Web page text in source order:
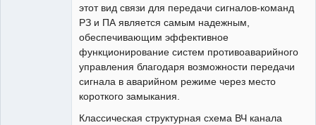
этот вид связи для передачи сигналов-команд
РЗ и ПА является самым надежным,
обеспечивающим эффективное
функционирование систем противоаварийного
управления благодаря возможности передачи
сигнала в аварийном режиме через место
короткого замыкания.
Классическая структурная схема ВЧ канала